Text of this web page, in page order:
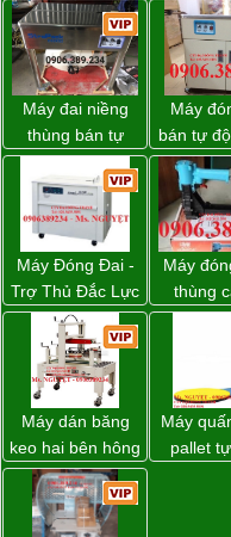
Máy đai niềng
thùng bán tự
động D53XS2
của hãng
Strapack Nhật
Máy
bán tự
Máy Đóng Đai -
Trợ Thủ Đắc Lực
Cho Mọi Doanh
Nghiệp Trong
Khâu Đóng Gói
Máy
thùng
dùng khí
Máy dán băng
keo hai bên hông
thùng carton
WP-5050SA giá
rẻ Miền Nam
Máy
pallet